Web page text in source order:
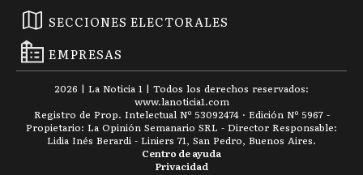
SECCIONES ELECTORALES
EMPRESAS
2026 | La Noticia 1 | Todos los derechos reservados:
www.lanoticia1.com
Registro de Prop. Intelectual Nº 53092474 · Edición Nº 5967 -
Propietario: La Opinión Semanario SRL - Director Responsable:
Lidia Inés Berardi - Liniers 71, San Pedro, Buenos Aires.
Privacidad
Centro de ayuda